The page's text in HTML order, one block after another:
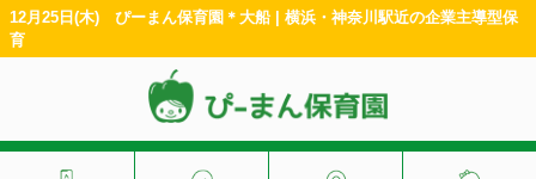
12月25日(木) ぴーまん保育園＊大船 | 横浜・神奈川駅近の企業主導型保
育